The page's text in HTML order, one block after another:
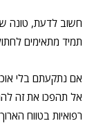
חשוב לדעת, טונה
תמיד מתאימים
אם נתקעתם בלי
אל תהפכו את זה
רפואיות בטווח